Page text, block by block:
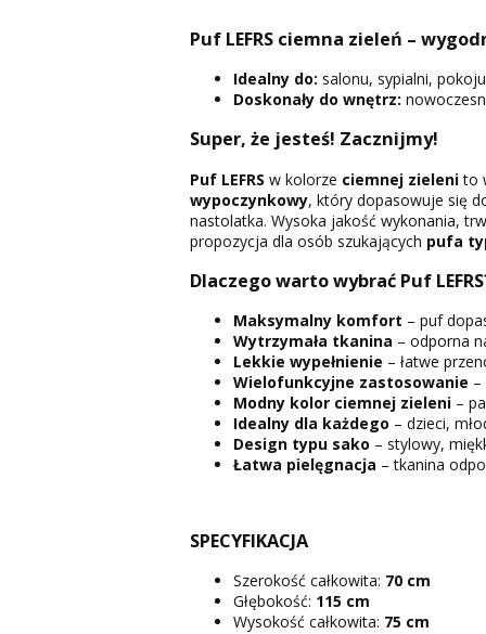
Puf LEFRS ciemna zieleń –
Idealny do: salonu, sypialni,
Doskonały do wnętrz:
Super, że jesteś! Zacznijmy!
Puf LEFRS w kolorze ciemnej zielenito
wypoczynkowy, który dopasowuje się
nastolatka. Wysoka jakość wykonania,
propozycja dla osób szukających pufa
Dlaczego warto wybrać Puf
Maksymalny komfort – puf
Wytrzymała tkanina – odporna
Lekkie wypełnienie – łatwe
Wielofunkcyjne zastosowanie
Modny kolor ciemnej zieleni–
Idealny dla każdego – dzieci,
Design typu sako – stylowy,
Łatwa pielęgnacja – tkanina
SPECYFIKACJA
Szerokość całkowita: 70 cm
Głębokość: 115 cm
Wysokość całkowita: 75 cm